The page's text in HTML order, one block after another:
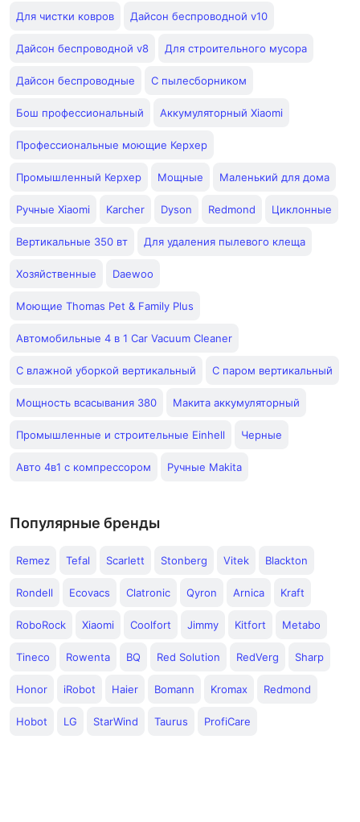
Для чистки ковров Дайсон беспроводной v10
Дайсон беспроводной v8 Для строительного мусора
Дайсон беспроводные С пылесборником
Бош профессиональный Аккумуляторный Xiaomi
Профессиональные моющие Керхер
Промышленный Керхер Мощные Маленький для дома
Ручные Xiaomi Karcher Dyson Redmond Циклонные
Вертикальные 350 вт Для удаления пылевого клеща
Хозяйственные Daewoo
Моющие Thomas Pet & Family Plus
Автомобильные 4 в 1 Car Vacuum Cleaner
С влажной уборкой вертикальный С паром вертикальный
Мощность всасывания 380 Макита аккумуляторный
Промышленные и строительные Einhell Черные
Авто 4в1 с компрессором Ручные Makita
Популярные бренды
Remez Tefal Scarlett Stonberg Vitek Blackton
Rondell Ecovacs Clatronic Qyron Arnica Kraft
RoboRock Xiaomi Coolfort Jimmy Kitfort Metabo
Tineco Rowenta BQ Red Solution RedVerg Sharp
Honor iRobot Haier Bomann Kromax Redmond
Hobot LG StarWind Taurus ProfiCare